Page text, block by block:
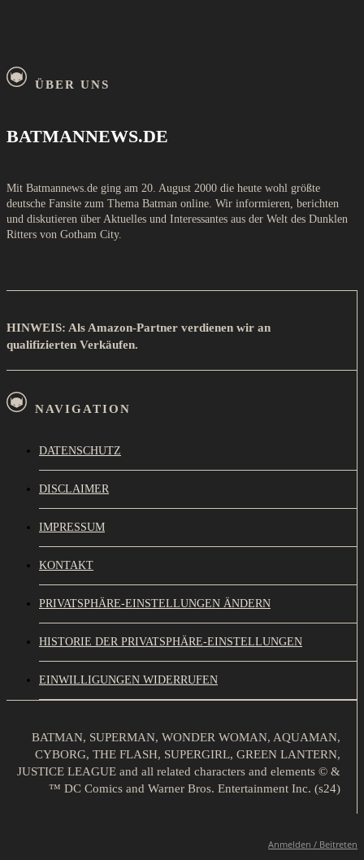
ÜBER UNS
BATMANNEWS.DE
Mit Batmannews.de ging am 20. August 2000 die heute wohl größte
deutsche Fansite zum Thema Batman online. Wir informieren, berichten
und diskutieren über Aktuelles und Interessantes aus der Welt des Dunklen
Ritters von Gotham City.
HINWEIS: Als Amazon-Partner verdienen wir an
qualifizierten Verkäufen.
NAVIGATION
DATENSCHUTZ
DISCLAIMER
IMPRESSUM
KONTAKT
PRIVATSPHÄRE-EINSTELLUNGEN ÄNDERN
HISTORIE DER PRIVATSPHÄRE-EINSTELLUNGEN
EINWILLIGUNGEN WIDERRUFEN
BATMAN, SUPERMAN, WONDER WOMAN, AQUAMAN,
CYBORG, THE FLASH, SUPERGIRL, GREEN LANTERN,
JUSTICE LEAGUE and all related characters and elements © &
™ DC Comics and Warner Bros. Entertainment Inc. (s24)
Anmelden / Beitreten